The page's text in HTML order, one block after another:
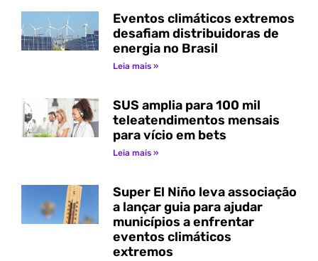
Eventos climáticos extremos
desafiam distribuidoras de
energia no Brasil
Leia mais »
SUS amplia para 100 mil
teleatendimentos mensais
para vício em bets
Leia mais »
Super El Niño leva associação
a lançar guia para ajudar
municípios a enfrentar
eventos climáticos
extremos